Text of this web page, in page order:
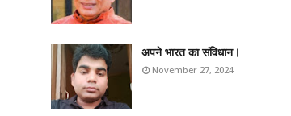
अपने भारत का संविधान।
November 27, 2024